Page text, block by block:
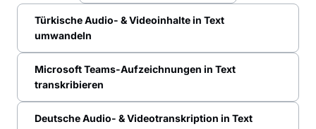
Türkische Audio- & Videoinhalte in Text
umwandeln
Microsoft Teams-Aufzeichnungen in Text
transkribieren
Deutsche Audio- & Videotranskription in Text